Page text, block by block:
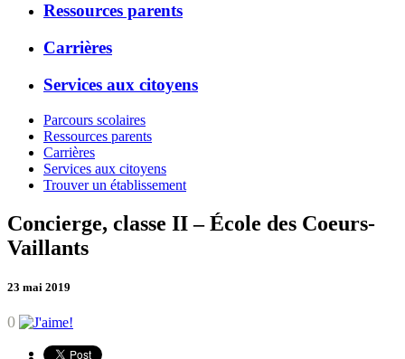
Ressources parents
Carrières
Services aux citoyens
Parcours scolaires
Ressources parents
Carrières
Services aux citoyens
Trouver un établissement
Concierge, classe II – École des Coeurs-
Vaillants
23 mai 2019
0